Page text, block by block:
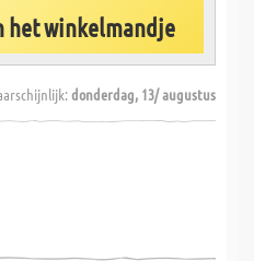
het winkelmandje
donderdag, 13/ augustus